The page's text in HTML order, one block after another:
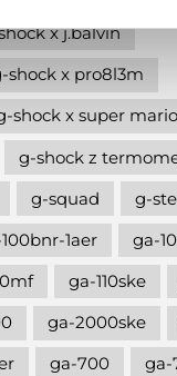
x j.balvin
shock x pro8l3m
shock x super mario
g-shock z
g-squad
g-
1aer
ga-
ga-110ske
ga-2000ske
ga-700
ga-